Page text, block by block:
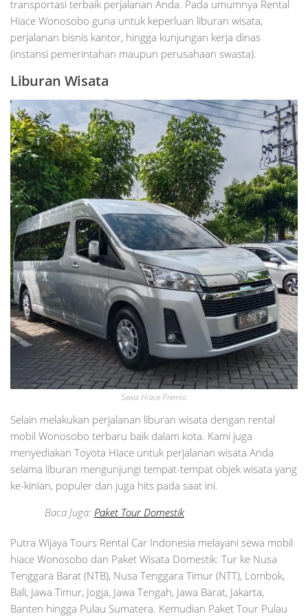
transportasi terbaik perjalanan Anda. Pada umumnya Rental
Hiace Wonosobo guna untuk keperluan liburan wisata,
perjalanan bisnis kantor, hingga kunjungan kerja dinas
(instansi pemerintahan maupun perusahaan swasta).
Liburan Wisata
Sewa Hiace Premio
Selain melakukan perjalanan liburan wisata dengan rental
mobil Wonosobo terbaru baik dalam kota. Kami juga
menyediakan Toyota Hiace untuk perjalanan wisata Anda
selama liburan mengunjungi tempat-tempat objek wisata yang
ke-kinian, populer dan juga hits pada saat ini.
Baca Juga: Paket Tour Domestik
Putra Wijaya Tours Rental Car Indonesia melayani sewa mobil
hiace Wonosobo dan Paket Wisata Domestik: Tur ke Nusa
Tenggara Barat (NTB), Nusa Tenggara Timur (NTT), Lombok,
Bali, Jawa Timur, Jogja, Jawa Tengah, Jawa Barat, Jakarta,
Banten hingga Pulau Sumatera. Kemudian Paket Tour Pulau